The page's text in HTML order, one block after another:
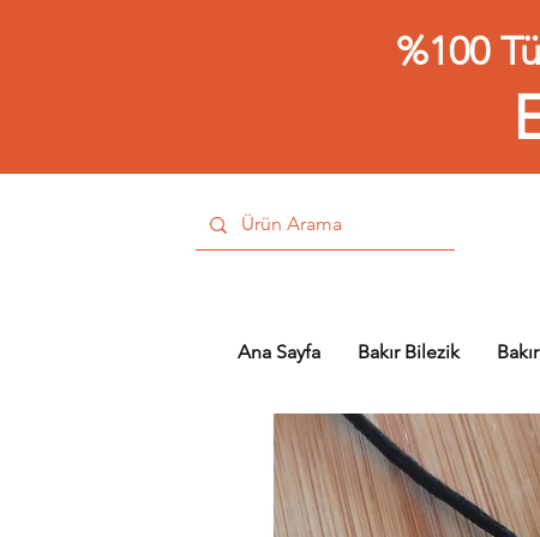
%100
Ana Sayfa Bakır Bilezik